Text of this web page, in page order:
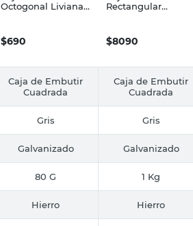
Octogonal Liviana
$690
Rectangular
$8090
Caja de Embutir
Cuadrada
Caja de Embutir
Cuadrada
Gris Gris
Galvanizado Galvanizado
80 G 1 Kg
Hierro Hierro